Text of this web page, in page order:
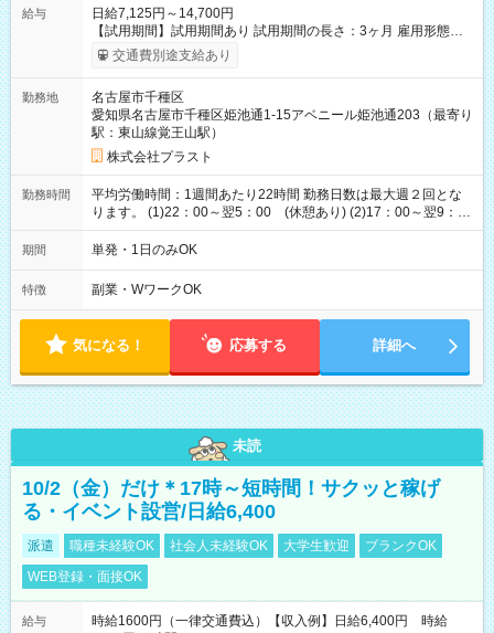
給与
日給7,125円～14,700円
【試用期間】試用期間あり 試用期間の長さ：3ヶ月 雇用形態、
給与は本採用時と同じです。
交通費別途支給あり
勤務地
名古屋市千種区
愛知県名古屋市千種区姫池通1-15アベニール姫池通203（最寄り
駅：東山線覚王山駅）
株式会社プラスト
勤務時間
平均労働時間：1週間あたり22時間 勤務日数は最大週２回とな
ります。 (1)22：00～翌5：00 (休憩あり) (2)17：00～翌9：
00 (休憩あり) ３６協定提出済 平均労働時間：1週間あたり22
時間 勤務日数は最大週２回となります。 (1)22：00～翌5：00
期間 単発・1日のみOK
特徴 副業・WワークOK
気になる！ 応募する 詳細へ
未読
10/2（金）だけ＊17時～短時間！サクッと稼げ
る・イベント設営/日給6,400
派遣 職種未経験OK 社会人未経験OK 大学生歓迎
ブランクOK
WEB登録・面接OK
給与
時給1600円（一律交通費込）【収入例】日給6,400円 時給